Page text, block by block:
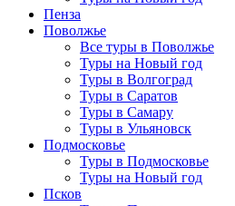
Пенза
Поволжье
Все туры в Поволжье
Туры на Новый год
Туры в Волгоград
Туры в Саратов
Туры в Самару
Туры в Ульяновск
Подмосковье
Туры в Подмосковье
Туры на Новый год
Псков